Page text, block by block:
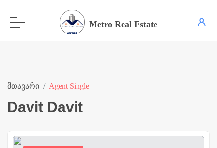
Metro Real Estate
მთავარი Agent Single
Davit Davit